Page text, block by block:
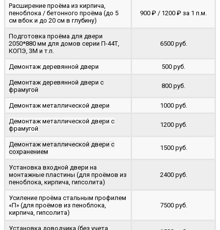
Расширение проёма из кирпича,
пеноблока / бетонного проёма (до 5
cм вбок и до 20 см в глубину)
900 ₽ / 1200 ₽ за 1 п.м.
Подготовка проёма для двери
2050*880 мм для домов серии П-44Т,
КОПЭ, 3М и т.п.
6500 руб.
Демонтаж деревянной двери 500 руб.
Демонтаж деревянной двери с
фрамугой
800 руб.
Демонтаж металлической двери 1000 руб.
Демонтаж металлической двери с
фрамугой
1200 руб.
Демонтаж металлической двери с
сохранением
1500 руб.
Установка входной двери на
монтажные пластины (для проёмов из
пеноблока, кирпича, гипсолита)
2400 руб.
Усиление проёма стальным профилем
«П» (для проёмов из пеноблока,
кирпича, гипсолита)
7500 руб.
Установка доводчика (без учета